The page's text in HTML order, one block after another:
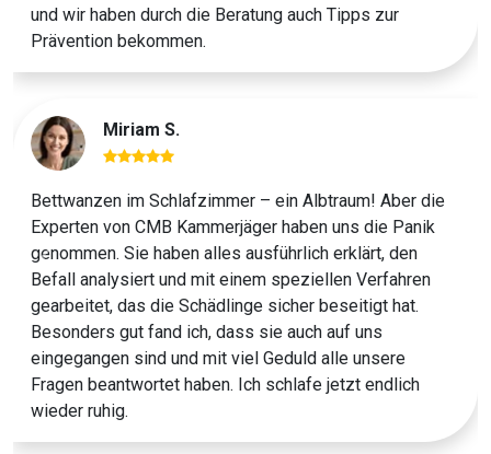
und wir haben durch die Beratung auch Tipps zur
Prävention bekommen.
Miriam S.
Bettwanzen im Schlafzimmer – ein Albtraum! Aber die
Experten von CMB Kammerjäger haben uns die Panik
genommen. Sie haben alles ausführlich erklärt, den
Befall analysiert und mit einem speziellen Verfahren
gearbeitet, das die Schädlinge sicher beseitigt hat.
Besonders gut fand ich, dass sie auch auf uns
eingegangen sind und mit viel Geduld alle unsere
Fragen beantwortet haben. Ich schlafe jetzt endlich
wieder ruhig.
Previous